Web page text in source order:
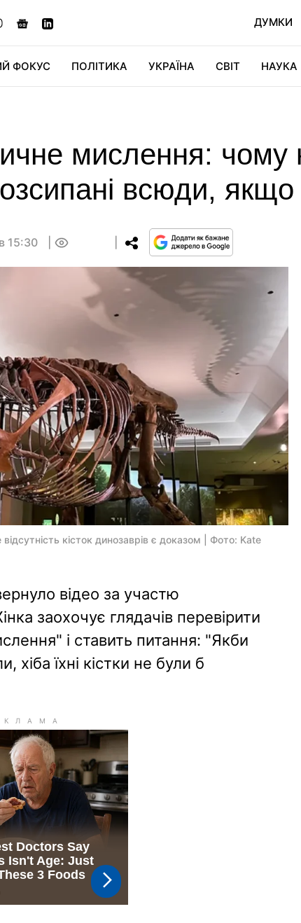
ДУМКИ
ФОКУС ПОЛІТИКА УКРАЇНА СВІТ НАУКА
мислення: чому
всюди, якщо
15:30
кісток динозаврів є доказом | Фото: Kate
відео за участю
заохочує глядачів перевірити
і ставить питання: "Якби
хіба їхні кістки не були б